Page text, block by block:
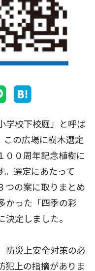
学校下校庭」と呼ば
この広場に樹木選定
００周年記念植樹に
。選定にあたって
つの案に取りまとめ
かった「四季の彩
決定しました。
防災上安全対策の必
犯上の指摘がありま